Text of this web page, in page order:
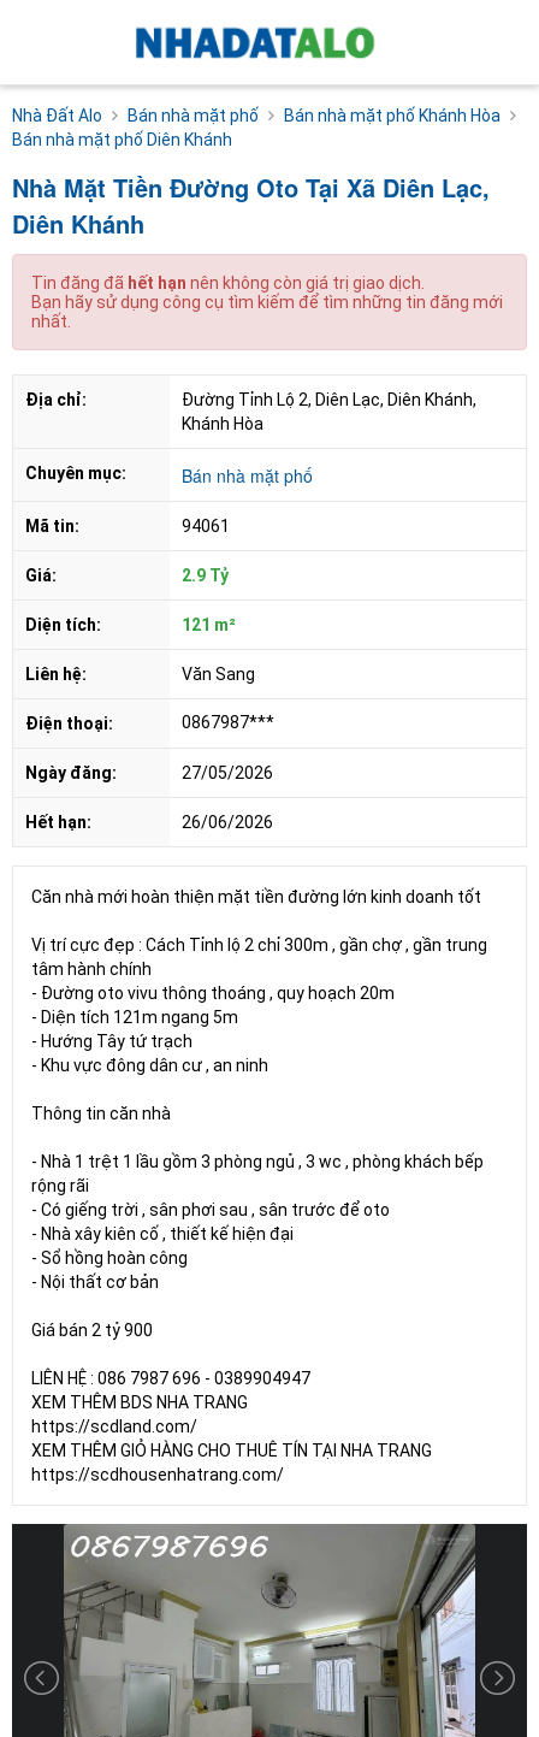
Nhà Đất Alo Bán nhà mặt phố
Bán nhà mặt phố Khánh Hòa
Bán nhà mặt phố Diên Khánh
Nhà Mặt Tiền Đường Oto Tại Xã Diên Lạc,
Diên Khánh
Tin đăng đã hết hạn nên không còn giá trị giao dịch.
Bạn hãy sử dụng công cụ tìm kiếm để tìm những tin đăng mới
nhất.
Địa chỉ:
Đường Tỉnh Lộ 2, Diên Lạc, Diên Khánh,
Khánh Hòa
Chuyên mục: Bán nhà mặt phố
Mã tin: 94061
Giá: 2.9 Tỷ
Diện tích: 121 m²
Liên hệ: Văn Sang
Điện thoại: 0867987***
Ngày đăng: 27/05/2026
Hết hạn: 26/06/2026
Căn nhà mới hoàn thiện mặt tiền đường lớn kinh doanh tốt
Vị trí cực đẹp : Cách Tỉnh lộ 2 chỉ 300m , gần chợ , gần trung
tâm hành chính
- Đường oto vivu thông thoáng , quy hoạch 20m
- Diện tích 121m ngang 5m
- Hướng Tây tứ trạch
- Khu vực đông dân cư , an ninh
Thông tin căn nhà
- Nhà 1 trệt 1 lầu gồm 3 phòng ngủ , 3 wc , phòng khách bếp
rộng rãi
- Có giếng trời , sân phơi sau , sân trước để oto
- Nhà xây kiên cố , thiết kế hiện đại
- Sổ hồng hoàn công
- Nội thất cơ bản
Giá bán 2 tỷ 900
LIÊN HỆ : 086 7987 696 - 0389904947
XEM THÊM BDS NHA TRANG
https://scdland.com/
XEM THÊM GIỎ HÀNG CHO THUÊ TÍN TẠI NHA TRANG
https://scdhousenhatrang.com/